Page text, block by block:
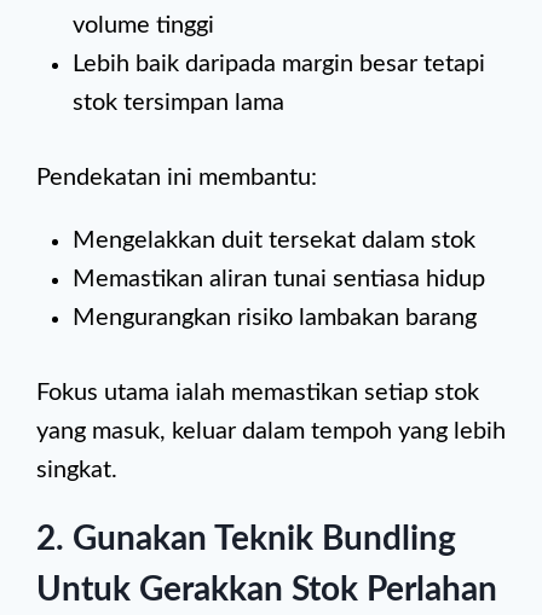
volume tinggi
Lebih baik daripada margin besar tetapi
stok tersimpan lama
Pendekatan ini membantu:
Mengelakkan duit tersekat dalam stok
Memastikan aliran tunai sentiasa hidup
Mengurangkan risiko lambakan barang
Fokus utama ialah memastikan setiap stok
yang masuk, keluar dalam tempoh yang lebih
singkat.
2. Gunakan Teknik Bundling
Untuk Gerakkan Stok Perlahan